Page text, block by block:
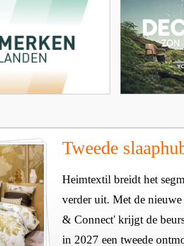
Tweede
Heimtextil breidt het
verder uit. Met de
& Connect' krijgt de
in 2027 een tweede